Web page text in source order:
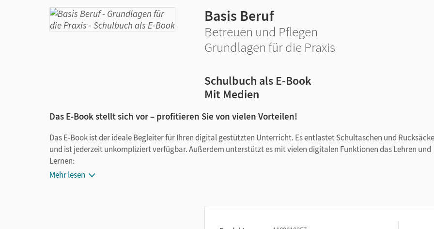
Basis Beruf
Betreuen und Pflegen
Grundlagen für die Praxis
Schulbuch als E-Book
Mit Medien
Das E-Book stellt sich vor – profitieren Sie von vielen Vorteilen!
Das E-Book ist der ideale Begleiter für Ihren digital gestützten Unterricht. Es entlastet Schultaschen und Rucksäcke
und ist jederzeit unkompliziert verfügbar. Außerdem unterstützt es mit vielen digitalen Funktionen das Lehren und
Lernen:
Mehr lesen